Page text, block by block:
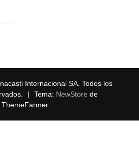
Internacional SA. Todos los
| Tema: NewStore de
ThemeFarmer